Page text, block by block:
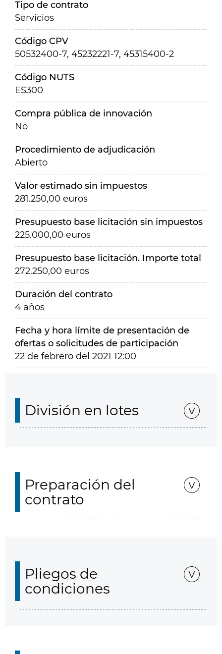
Tipo de contrato
Servicios
Código CPV
50532400-7, 45232221-7, 45315400-2
Código NUTS
ES300
Compra pública de innovación
No
Procedimiento de adjudicación
Abierto
Valor estimado sin impuestos
281.250,00 euros
Presupuesto base licitación sin impuestos
225.000,00 euros
Presupuesto base licitación. Importe total
272.250,00 euros
Duración del contrato
4 años
Fecha y hora límite de presentación de
ofertas o solicitudes de participación
22 de febrero del 2021 12:00
División en lotes
Preparación del
contrato
Pliegos de
condiciones